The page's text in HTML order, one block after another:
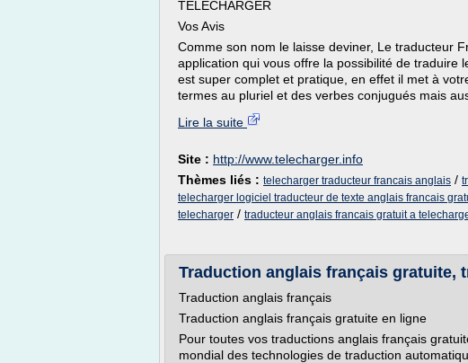
TELECHARGER
Vos Avis
Comme son nom le laisse deviner, Le traducteur
application qui vous offre la possibilité de traduire
est super complet et pratique, en effet il met à
termes au pluriel et des verbes conjugués mais
Lire la suite
Site : http://www.telecharger.info
Thèmes liés : telecharger traducteur francais anglais /
telecharger logiciel traducteur de texte anglais francais
telecharger / traducteur anglais francais gratuit a
Traduction anglais français gratuite,
Traduction anglais français
Traduction anglais français gratuite en ligne
Pour toutes vos traductions anglais français
mondial des technologies de traduction